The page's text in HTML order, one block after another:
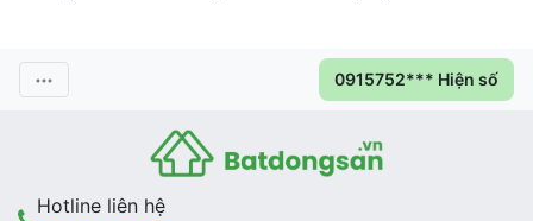
0915752*** Hiện số
Hotline liên hệ